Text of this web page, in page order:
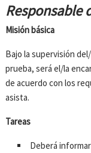
Responsable
Misión básica
Bajo la supervisión
prueba, será el/la
de acuerdo con los
asista.
Tareas
Deberá